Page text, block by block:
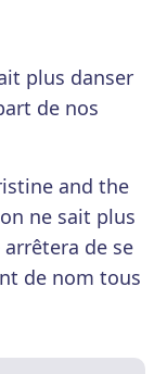
plus danser
de nos
and the
ne sait plus
de se
de nom tous